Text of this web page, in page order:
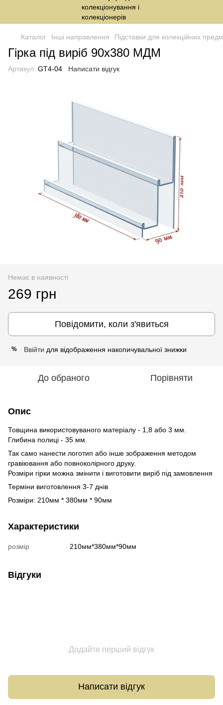
Каталог Інші направлення Підставки для колекційних
Гірка під виріб 90х380 МДМ
Артикул: GT4-04 Написати відгук
Немає в наявності
269 грн
Повідомити, коли з'явиться
% Ввійти для відображення накопичувальної знижки
До обраного Порівняти
Опис
Товщина використовуваного матеріалу - 1,8 або 3 мм.
Глибина полиці - 35 мм.
Так само нанести логотип або інше зображення методом
гравіювання або повноколірного друку.
Розміри гірки можна змінити і виготовити виріб під замовлення
Терміни виготовлення 3-7 днів
Розміри: 210мм * 380мм * 90мм
Характеристики
розмір 210мм*380мм*90мм
Відгуки
Додайте перший відгук
Написати відгук